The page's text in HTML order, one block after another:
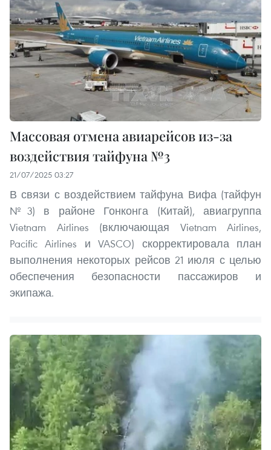
Массовая отмена авиарейсов из-за
воздействия тайфуна №3
21/07/2025 03:27
В связи с воздействием тайфуна Вифа (тайфун
№3) в районе Гонконга (Китай), авиагруппа
Vietnam Airlines (включающая Vietnam Airlines,
Pacific Airlines и VASCO) скорректировала план
выполнения некоторых рейсов 21 июля с целью
обеспечения безопасности пассажиров и
экипажа.